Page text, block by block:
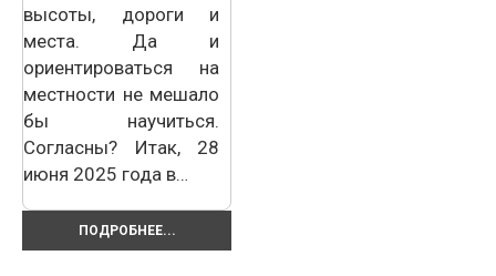
высоты, дороги и
места. Да и
ориентироваться на
местности не мешало
бы научиться.
Согласны? Итак, 28
июня 2025 года в…
ПОДРОБНЕЕ...